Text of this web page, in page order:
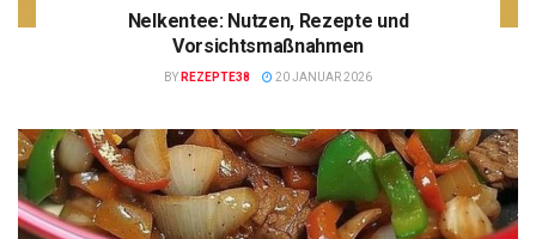
Nelkentee: Nutzen, Rezepte und
Vorsichtsmaßnahmen
BY REZEPTE38 20 JANUAR 2026